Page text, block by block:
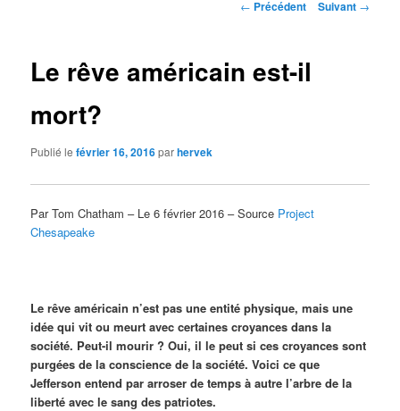
Navigation
← Précédent Suivant →
Le rêve américain est-il
mort?
Publié lefévrier 16, 2016parhervek
Par Tom Chatham – Le 6 février 2016 – Source Project
Chesapeake
Le rêve américain n’est pas une entité physique, mais une
idée qui vit ou meurt avec certaines croyances dans la
société. Peut-il mourir ? Oui, il le peut si ces croyances sont
purgées de la conscience de la société. Voici ce que
Jefferson entend par arroser de temps à autre l’arbre de la
liberté avec le sang des patriotes.